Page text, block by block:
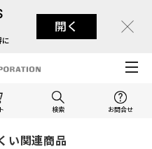
に
開く
検索 お問合せ
い関連商品